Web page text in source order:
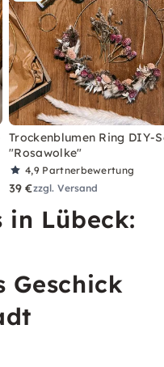
Trockenblumen Ring DIY-
"Rosawolke"
4,9 Partnerbewertung
39 €zzgl. Versand
in Lübeck:
Geschick